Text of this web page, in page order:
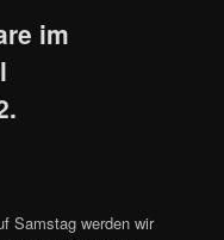
im
Samstag werden wir